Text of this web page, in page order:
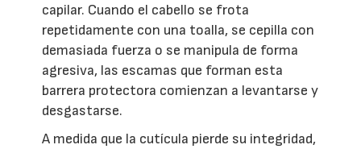
capilar. Cuando el cabello se frota
repetidamente con una toalla, se cepilla con
demasiada fuerza o se manipula de forma
agresiva, las escamas que forman esta
barrera protectora comienzan a levantarse y
desgastarse.
A medida que la cutícula pierde su integridad,